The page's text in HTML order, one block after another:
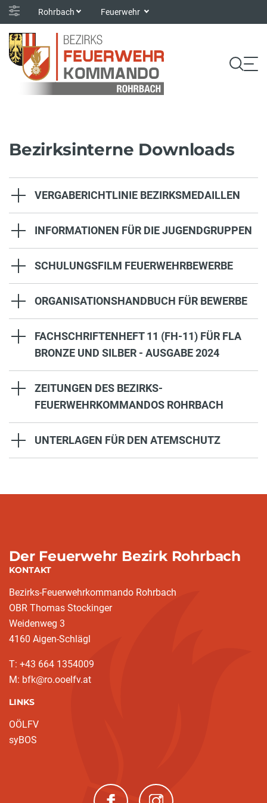
Rohrbach Feuerwehr
Bezirksinterne Downloads
VERGABERICHTLINIE BEZIRKSMEDAILLEN
INFORMATIONEN FÜR DIE JUGENDGRUPPEN
SCHULUNGSFILM FEUERWEHRBEWERBE
ORGANISATIONSHANDBUCH FÜR BEWERBE
FACHSCHRIFTENHEFT 11 (FH-11) FÜR FLA
BRONZE UND SILBER - AUSGABE 2024
ZEITUNGEN DES BEZIRKS-
FEUERWEHRKOMMANDOS ROHRBACH
UNTERLAGEN FÜR DEN ATEMSCHUTZ
Der Feuerwehr Bezirk Rohrbach
KONTAKT
Bezirks-Feuerwehrkommando Rohrbach
OBR Thomas Stockinger
Weidenweg 3
4160 Aigen-Schlägl
T: +43 664 1354009
M: bfk@ro.ooelfv.at
LINKS
OÖLFV
syBOS